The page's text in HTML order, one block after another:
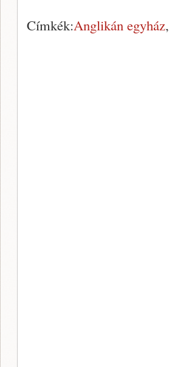
Címkék:Anglikán egyház,